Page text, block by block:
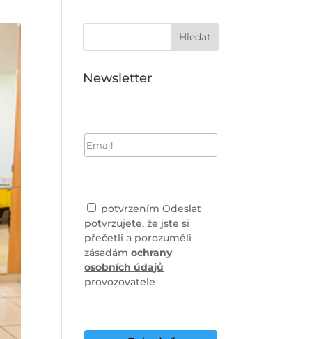
Newsletter
potvrzením Odeslat
potvrzujete, že jste si
přečetli a porozuměli
zásadámochrany
osobních údajů
provozovatele